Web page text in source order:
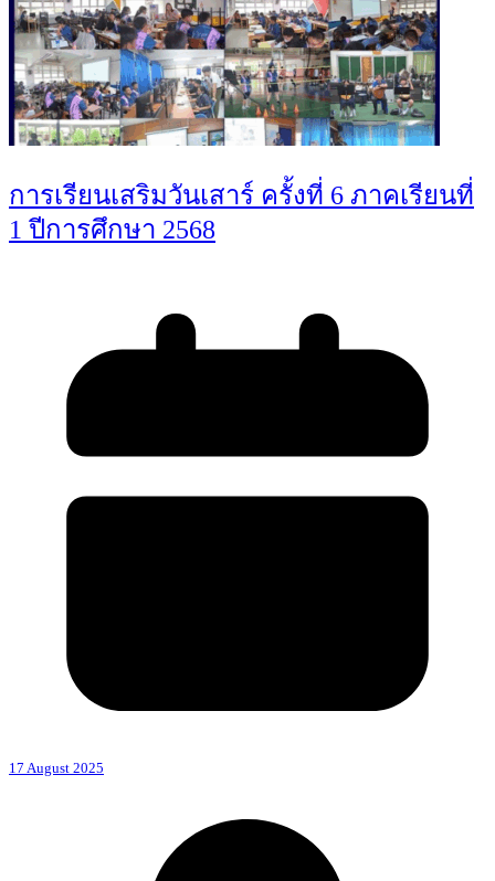
การเรียนเสริมวันเสาร์ ครั้งที่ 6 ภาคเรียนที่
1 ปีการศึกษา 2568
17 August 2025